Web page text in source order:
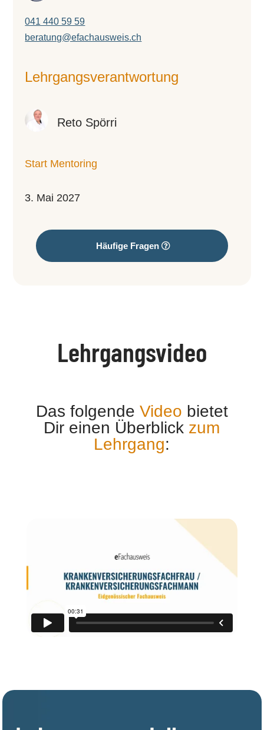
041 440 59 59
beratung@efachausweis.ch
Lehr­gangs­ver­ant­wor­tung
Reto Spörri
Start Mentoring
3. Mai 2027
Häufige Fragen
Lehrgangsvideo
Das folgende Video bietet
Dir einen Überblick zum
Lehrgang: